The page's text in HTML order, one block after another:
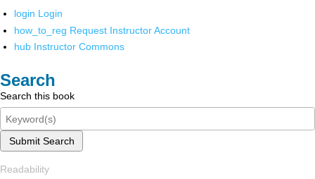
login Login
how_to_reg Request Instructor Account
hub Instructor Commons
Search
Search this book
Submit Search
Readability